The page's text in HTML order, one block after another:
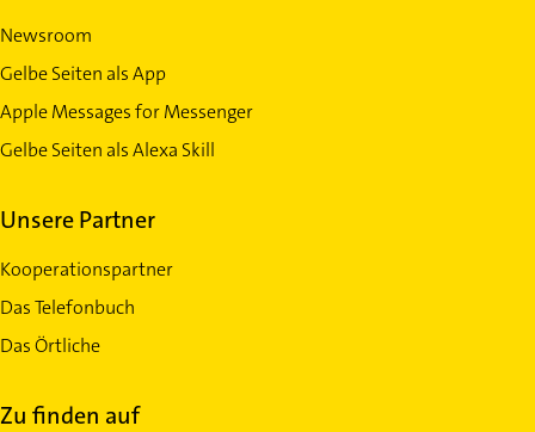
Newsroom
Gelbe Seiten als App
Apple Messages for Messenger
Gelbe Seiten als Alexa Skill
Unsere Partner
Kooperationspartner
Das Telefonbuch
Das Örtliche
Zu finden auf